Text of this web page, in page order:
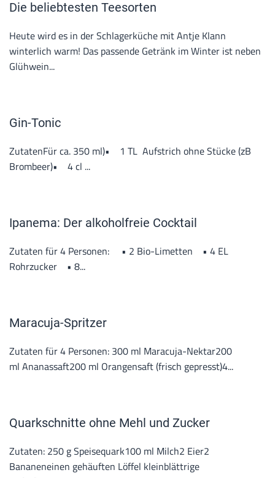
Die beliebtesten Teesorten
Heute wird es in der Schlagerküche mit Antje Klann
winterlich warm! Das passende Getränk im Winter ist neben
Glühwein...
Gin-Tonic
ZutatenFür ca. 350 ml)• 1 TL Aufstrich ohne Stücke (zB
Brombeer)• 4 cl ...
Ipanema: Der alkoholfreie Cocktail
Zutaten für 4 Personen: • 2 Bio-Limetten • 4 EL
Rohrzucker • 8...
Maracuja-Spritzer
Zutaten für 4 Personen: 300 ml Maracuja-Nektar200
ml Ananassaft200 ml Orangensaft (frisch gepresst)4...
Quarkschnitte ohne Mehl und Zucker
Zutaten: 250 g Speisequark100 ml Milch2 Eier2
Bananeneinen gehäuften Löffel kleinblättrige